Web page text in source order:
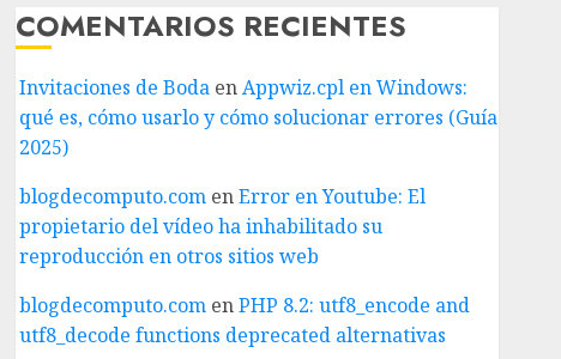
COMENTARIOS RECIENTES
Invitaciones de BodaenAppwiz.cpl en Windows:
qué es, cómo usarlo y cómo solucionar errores (Guía
2025)
blogdecomputo.comenError en Youtube: El
propietario del vídeo ha inhabilitado su
reproducción en otros sitios web
blogdecomputo.comenPHP 8.2: utf8_encode and
utf8_decode functions deprecated alternativas